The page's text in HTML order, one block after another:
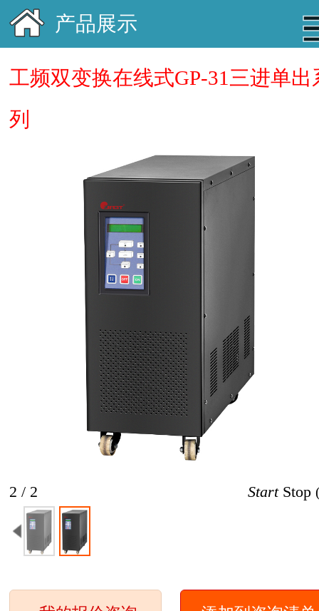
产品展示
工频双变换在线式GP-31三进单出
列
2 / 2 Start Stop